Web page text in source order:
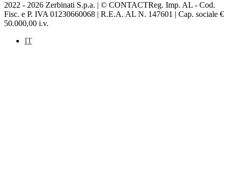
2022 - 2026 Zerbinati S.p.a. | © CONTACTReg. Imp. AL - Cod.
Fisc. e P. IVA 01230660068 | R.E.A. AL N. 147601 | Cap. sociale €
50.000,00 i.v.
IT